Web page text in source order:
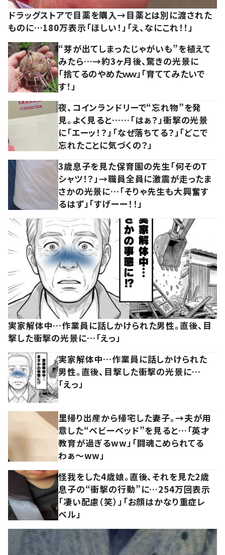
ドラッグストアで目薬を購入→目薬とは別に渡された
ものに…180万表示「ほしい！」「え、なにこれ！！」
“芽が出てしまったじゃがいも”を植えて
みたら…→約3ヶ月後、驚きの光景に
「捨てるのやめたｗｗ」「育ててみたいで
す！」
夜、コインランドリーで“忘れ物”を発
見。よく見ると……「はぁ？」衝撃の光景
に「エーッ！？」「なぜ落ちてる？」「どこで
忘れたことに気づくの？」
3歳息子を見た保育園の先生「何そのT
シャツ！？」→職員全員に激震が走ったま
さかの光景に…「そりゃ先生も大興奮す
るはず」「すげーー！！」
実家解体中…作業員に話しかけられた男性。直後、目
撃した衝撃の光景に…「えっ」
実家解体中…作業員に話しかけられた
男性。直後、目撃した衝撃の光景に…
「えっ」
里帰り出産から帰宅した妻子。→夫が用
意した“ベビーベッド”を見ると…「英才
教育が過ぎるww」「闘魂こめられてる
わぁ～ww」
怪我をした4歳娘。直後、それを見た2歳
息子の“衝撃の行動”に…254万回表示
「凄い配慮（笑）」「お顔はかなり重症レ
ベル」